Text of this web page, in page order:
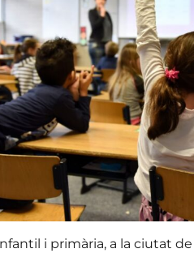
i primària, a la ciutat